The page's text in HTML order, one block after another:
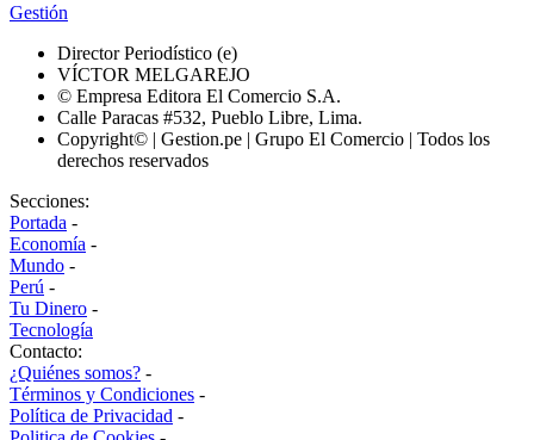
Gestión
Director Periodístico (e)
VÍCTOR MELGAREJO
© Empresa Editora El Comercio S.A.
Calle Paracas #532, Pueblo Libre, Lima.
Copyright© | Gestion.pe | Grupo El Comercio | Todos los
derechos reservados
Secciones:
Portada -
Economía -
Mundo -
Perú -
Tu Dinero -
Tecnología
Contacto:
¿Quiénes somos? -
Términos y Condiciones -
Política de Privacidad -